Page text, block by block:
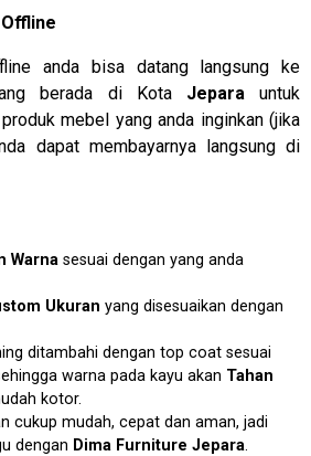
anda bisa datang langsung ke
berada di KotaJepara untuk
mebel yang anda inginkan (jika
dapat membayarnya langsung di
Warna sesuai dengan yang anda
Ukuran yang disesuaikan dengan
ditambahi dengan top coat sesuai
warna pada kayu akan Tahan
kotor.
cukup mudah, cepat dan aman, jadi
dengan Dima Furniture Jepara.